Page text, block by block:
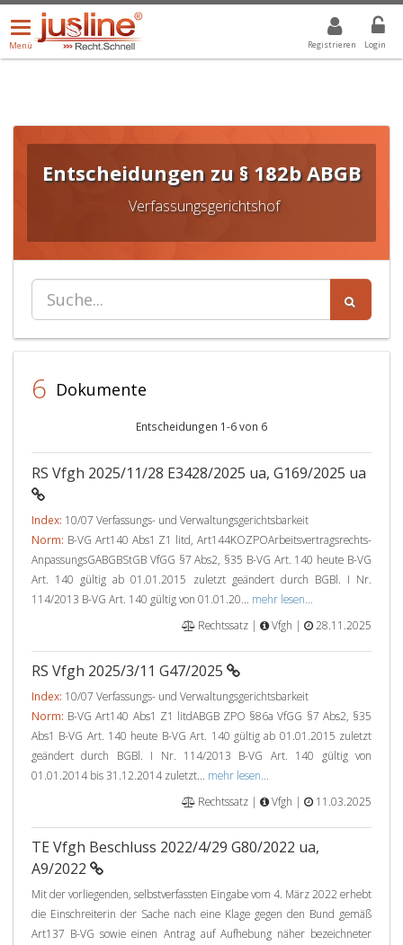
Registrieren Login
Menü
öffnen/schließen
Menü
ALLE DROPDOWN: GEWÄHLTER WERT IST ALLE
Entscheidungen zu § 182b ABGB
Verfassungsgerichtshof
6 Dokumente
Entscheidungen 1-6 von 6
RS Vfgh 2025/11/28 E3428/2025 ua, G169/2025 ua
Index: 10/07 Verfassungs- und Verwaltungsgerichtsbarkeit
Norm: B-VG Art140 Abs1 Z1 litd, Art144KOZPOArbeitsvertragsrechts-
AnpassungsGABGBStGB VfGG §7 Abs2, §35 B-VG Art. 140 heute B-VG
Art. 140 gültig ab 01.01.2015 zuletzt geändert durch BGBl. I Nr.
114/2013 B-VG Art. 140 gültig von 01.01.20... mehr lesen...
Rechtssatz |
Vfgh | 28.11.2025
RS Vfgh 2025/3/11 G47/2025
Index: 10/07 Verfassungs- und Verwaltungsgerichtsbarkeit
Norm: B-VG Art140 Abs1 Z1 litdABGB ZPO §86a VfGG §7 Abs2, §35
Abs1 B-VG Art. 140 heute B-VG Art. 140 gültig ab 01.01.2015 zuletzt
geändert durch BGBl. I Nr. 114/2013 B-VG Art. 140 gültig von
01.01.2014 bis 31.12.2014 zuletzt... mehr lesen...
Rechtssatz |
Vfgh | 11.03.2025
TE Vfgh Beschluss 2022/4/29 G80/2022 ua,
A9/2022
Mit der vorliegenden, selbstverfassten Eingabe vom 4. März 2022 erhebt
die Einschreiterin der Sache nach eine Klage gegen den Bund gemäß
Art137 B-VG sowie einen Antrag auf Aufhebung näher bezeichneter